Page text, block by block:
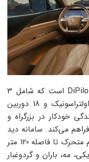
خودرو یانگ‌وانگ U8L مجهز به DiPilot 600 است که شامل 3
لایدار، 5 رادار موج‌میلیمتری، 14 رادار اولتراسونیک و 18 دوربین
خودکار در بزرگراه و
می‌کند. سامانه دید
مادون قرمز نیز توانایی شناسایی اجسام متحرک تا فاصله 120 متر
تاریکی، مه، باران و گردوغبار